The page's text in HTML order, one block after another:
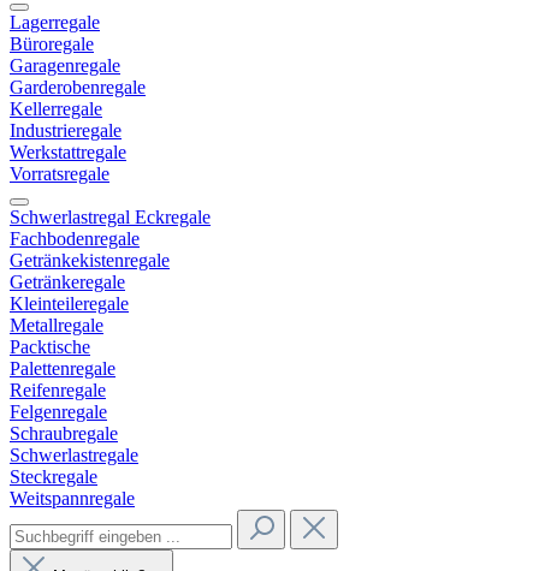
Lagerregale
Büroregale
Garagenregale
Garderobenregale
Kellerregale
Industrieregale
Werkstattregale
Vorratsregale
Schwerlastregal Eckregale
Fachbodenregale
Getränkekistenregale
Getränkeregale
Kleinteileregale
Metallregale
Packtische
Palettenregale
Reifenregale
Felgenregale
Schraubregale
Schwerlastregale
Steckregale
Weitspannregale